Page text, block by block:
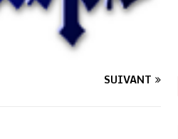
SUIVANT